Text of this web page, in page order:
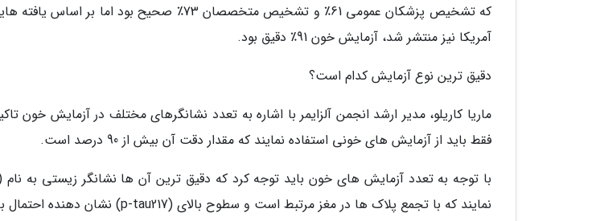
که تشخیص پزشکان عمومی 61٪ و تشخیص متخصصان 73٪ صحیح
آمریکا نیز منتشر شد، آزمایش خون 91٪ دقیق بود.
دقیق ترین نوع آزمایش کدام است؟
ماریا کاریلو، مدیر ارشد انجمن آلزایمر با اشاره به تعدد نشانگرهای مختلف در آزمایش خون
فقط باید از آزمایش های خونی استفاده نمایند که مقدار دقت آن بیش از 90 درصد است.
نمایند که با تجمع پلاک ها در مغز مرتبط است و سطوح بالای (p-tau217) نشان دهنده احتمال بالای آلزایمر است.